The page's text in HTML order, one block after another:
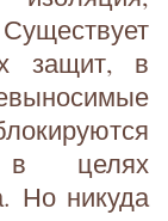
защит, в
в целях
Но никуда